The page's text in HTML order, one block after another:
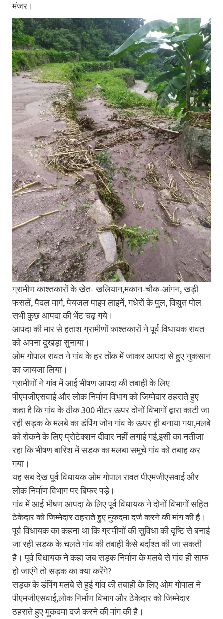
मंजर।
ग्रामीण काश्तकारों के खेत- खलियान,मकान-चौक-आंगन, खड़ी
फसलें, पैदल मार्ग, पेयजल पाइप लाइनें, गधेरों के पुल, विद्युत पोल
सभी कुछ आपदा की भेंट चढ़ गये।
आपदा की मार से हताश ग्रामीणों काश्तकारों ने पूर्व विधायक रावत
को अपना दुखड़ा सुनाया।
ओम गोपाल रावत ने गांव के हर तोंक में जाकर आपदा से हुए नुकसान
का जायजा लिया।
ग्रामीणों ने गांव में आई भीषण आपदा की तबाही के लिए
पीएमजीएसवाई और लोक निर्माण विभाग को जिम्मेदार ठहराते हुए
कहा है कि गांव के ठीक 300 मीटर ऊपर दोनों विभागों द्वारा काटी जा
रही सड़क के मलबे का डंपिंग जोन गांव के ऊपर ही बनाया गया,मलबे
को रोकने के लिए प्रोटेक्शन दीवार नहीं लगाई गई,इसी का नतीजा
रहा कि भीषण बारिश में सड़क का मलबा समूचे गांव को तबाह कर
गया।
यह सब देख पूर्व विधायक ओम गोपाल रावत पीएमजीएसवाई और
लोक निर्माण विभाग पर बिफर पड़े।
गांव में आई भीषण आपदा के लिए पूर्व विधायक ने दोनों विभागों सहित
ठेकेदार को जिम्मेदार ठहराते हुए मुकदमा दर्ज करने की मांग की है।
पूर्व विधायक का कहना था कि ग्रामीणों की सुविधा की दृष्टि से बनाई
जा रही सड़क के चलते गांव की तबाही कैसे बर्दाश्त की जा सकती
है। पूर्व विधायक ने कहा जब सड़क निर्माण के मलबे से गांव ही साफ
हो जाएंगे तो सड़क का क्या करेंगे?
सड़क के डंपिंग मलबे से हुई गांव की तबाही के लिए ओम गोपाल ने
पीएमजीएसवाई,लोक निर्माण विभाग और ठेकेदार को जिम्मेदार
ठहराते हुए मुकदमा दर्ज करने की मांग की है।